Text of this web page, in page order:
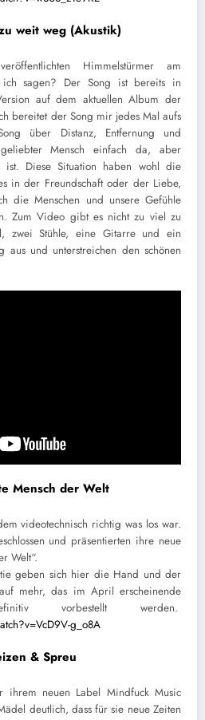
weit weg (Akustik)
Himmelstürmer am
sagen? Der Song ist bereits in
auf dem aktuellen Album der
bereitet der Song mir jedes Mal aufs
über Distanz, Entfernung und
Mensch einfach da, aber
Diese Situation haben wohl die
in der Freundschaft oder der Liebe,
die Menschen und unsere Gefühle
Zum Video gibt es nicht zu viel zu
zwei Stühle, eine Gitarre und ein
und unterstreichen den schönen
Mensch der Welt
videotechnisch richtig was los war.
und präsentierten ihre neue
Welt“.
geben sich hier die Hand und der
mehr, das im April erscheinende
vorbestellt werden.
g_o8A
& Spreu
ihrem neuen Label Mindfuck Music
deutlich, dass für sie neue Zeiten